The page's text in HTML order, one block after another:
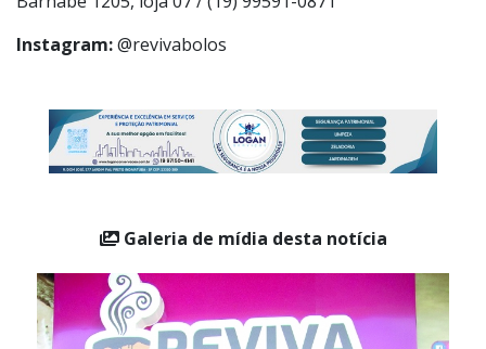
Loja 2:ITAICI - Rua José Pozzan, 26 / (19) 99946-3950
Loja 3:Parque Ecológico - Av. Eng. Fábio Roberto
Instagram:@revivabolos
Galeria de mídia desta notícia